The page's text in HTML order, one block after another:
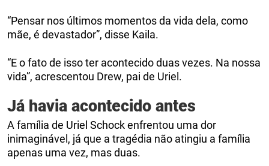
“Pensar nos últimos momentos da vida dela, como
mãe, é devastador”, disse Kaila.
“E o fato de isso ter acontecido duas vezes. Na nossa
vida”, acrescentou Drew, pai de Uriel.
Já havia acontecido antes
A família de Uriel Schock enfrentou uma dor
inimaginável, já que a tragédia não atingiu a família
apenas uma vez, mas duas.